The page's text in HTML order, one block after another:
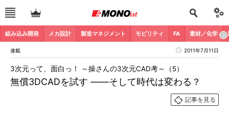
組み込み開発 メカ設計 製造マネジメント モビリティ FA 素材／化学
連載 2011年7月11日
無償3DCADを試す ――そして時代は変わる？
3次元って、面白っ！ ～操さんの3次元CAD考～（5）
記事を見る